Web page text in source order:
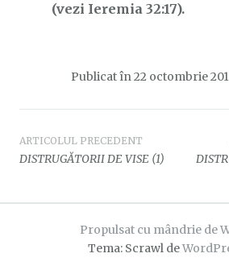
(vezi Ieremia 32:17).
Publicat în 22 octombrie
Navigare
articole
ARTICOLUL PRECEDENT
DISTRUGĂTORII DE VISE (1)
Propulsat cu mândrie de
Tema: Scrawl de